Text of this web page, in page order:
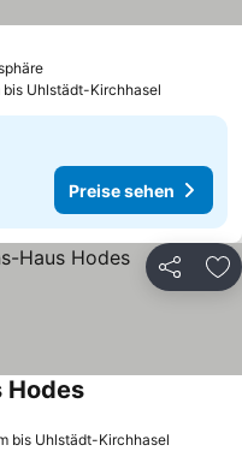
Preise sehen
Uhlstädt-Kirchhasel
Preise sehen
Teilen
HodesPreise sehen
bis Uhlstädt-Kirchhasel